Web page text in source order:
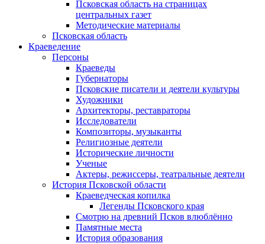
Псковская область на страницах
центральных газет
Методические материалы
Псковская область
Краеведение
Персоны
Краеведы
Губернаторы
Псковские писатели и деятели культуры
Художники
Архитекторы, реставраторы
Исследователи
Композиторы, музыканты
Религиозные деятели
Исторические личности
Ученые
Актеры, режиссеры, театральные деятели
История Псковской области
Краеведческая копилка
Легенды Псковского края
Смотрю на древний Псков влюблённо
Памятные места
История образования